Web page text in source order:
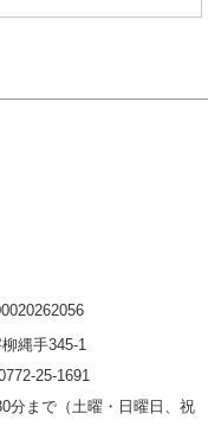
縄手345-1
25-1691
分まで（土曜・日曜日、祝